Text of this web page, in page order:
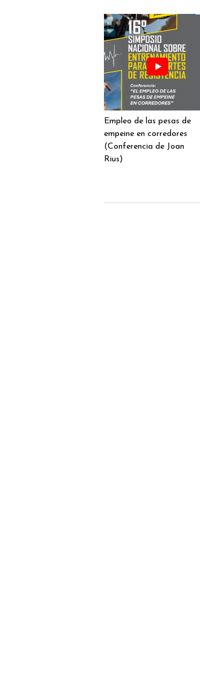
Empleo de las pesas de
empeine en corredores
(Conferencia de Joan
Rius)